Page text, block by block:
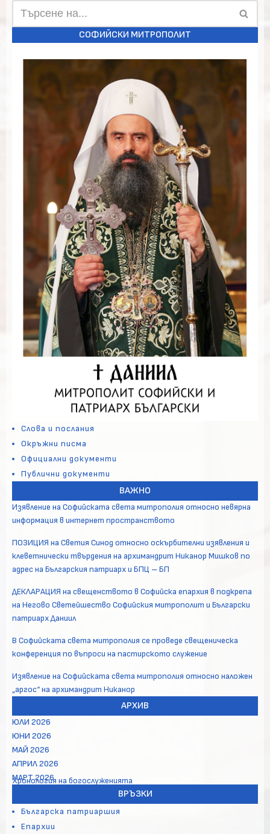
СОФИЙСКИ МИТРОПОЛИТ
Слова и послания
Окръжни писма
Официални документи
Публични документи
ВАЖНО
Изявление на Софийската света митрополия относно невярна
информация в интернет пространството
ПОЗИЦИЯ на Светия Синод относно оскърбителни изявления и
клеветнически твърдения на архимандрит Никанор Мишков по
адрес на Българския патриарх и БПЦ – БП
ДЕКЛАРАЦИЯ на свещенството в Софийска епархия в подкрепа
на Негово Светейшество Софийския митрополит и Български
патриарх Даниил
В Софийската света митрополия се проведе свещеническа
конференция по въпроси на пастирското служение
Изявление на Софийската света митрополия относно наложен
„аргос“ на архимандрит Никанор
АРХИВ
ЮЛИ 2026
ЮНИ 2026
МАЙ 2026
АПРИЛ 2026
МАРТ 2026
Хронология на богослуженията
ВРЪЗКИ
Българска патриаршия
Епархии